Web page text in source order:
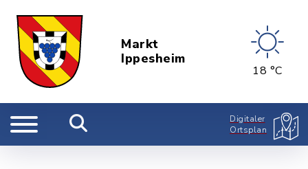
Markt
Ippesheim
18 °C
Digitaler
Ortsplan